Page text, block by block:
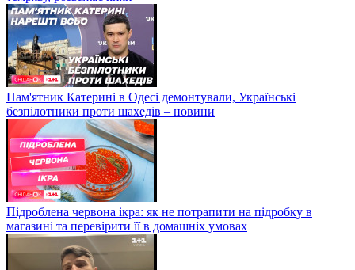
Пам'ятник Катерині в Одесі демонтували, Українські
безпілотники проти шахедів – новини
Підроблена червона ікра: як не потрапити на підробку в
магазині та перевірити її в домашніх умовах